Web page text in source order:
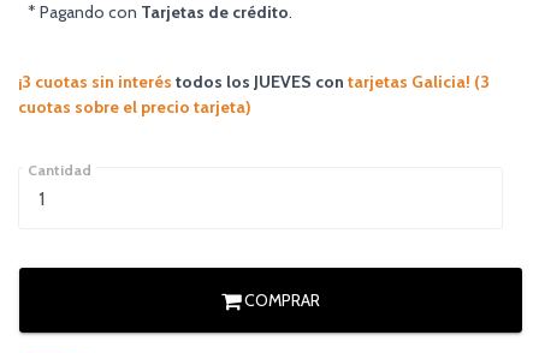
* Pagando con Tarjetas de crédito.
¡3 cuotas sin interés todos los JUEVES con tarjetas Galicia! (3
cuotas sobre el precio tarjeta)
Cantidad
COMPRAR